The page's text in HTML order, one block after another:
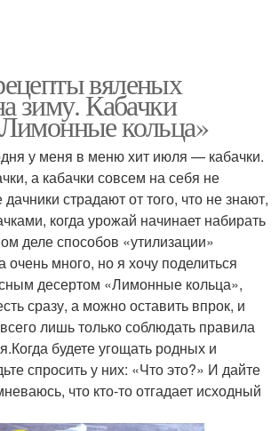
вяленых
зиму. Кабачки
кольца»
у меня в меню хит июля — кабачки.
а кабачки совсем на себя не
страдают от того, что не знают,
когда урожай начинает набирать
деле способов «утилизации»
очень много, но я хочу поделиться
десертом «Лимонные кольца»,
сразу, а можно оставить впрок, и
лишь только соблюдать правила
будете угощать родных и
спросить у них: «Что это?» И дайте
что кто-то отгадает исходный